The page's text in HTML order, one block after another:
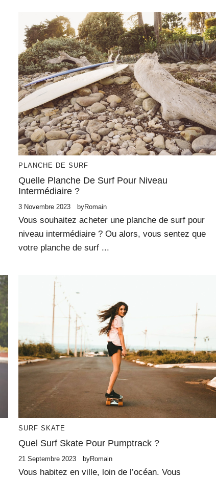
PLANCHE DE SURF
Quelle Planche De Surf Pour Niveau
Intermédiaire ?
3 Novembre 2023 byRomain
Vous souhaitez acheter une planche de surf pour
niveau intermédiaire ? Ou alors, vous sentez que
votre planche de surf ...
SURF SKATE
Quel Surf Skate Pour Pumptrack ?
21 Septembre 2023 byRomain
Vous habitez en ville, loin de l’océan. Vous